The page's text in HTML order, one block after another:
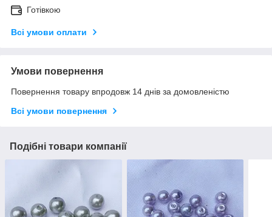
Готівкою
Всі умови оплати
Умови повернення
Повернення товару впродовж 14 днів за домовленістю
Всі умови повернення
Подібні товари компанії